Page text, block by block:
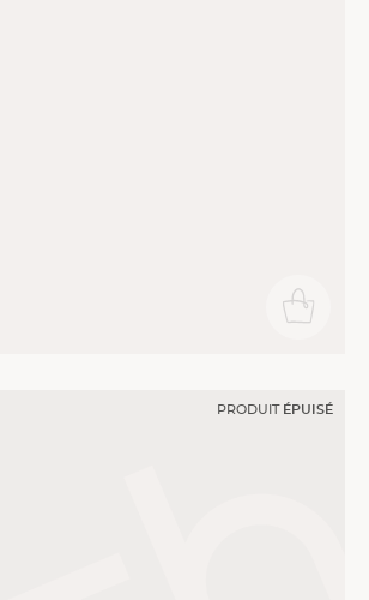
PRODUIT ÉPUISÉ